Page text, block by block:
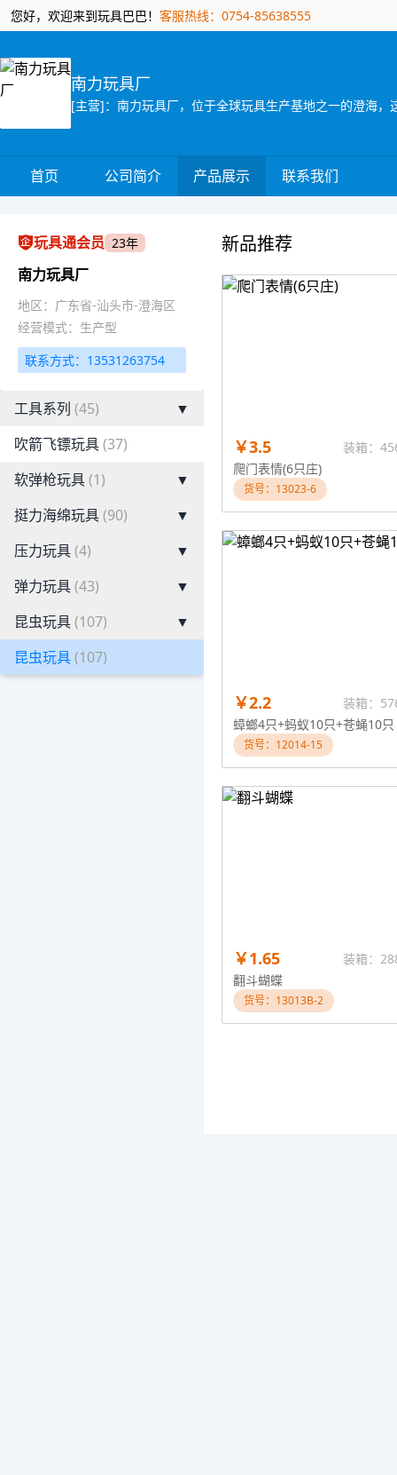
您好，欢迎来到玩具巴巴！ 客服热线：0754-85638555
南力玩具厂
首页 公司简介 产品展示 联系我们
玩具通会员 23年
南力玩具厂
地区：广东省-汕头市-澄海区
经营模式：生产型
联系方式：13531263754
工具系列 (45)
▼
吹箭飞镖玩具(37)
软弹枪玩具(1)
▼
挺力海绵玩具(90)
▼
压力玩具(4)
▼
弹力玩具(43)
▼
昆虫玩具(107)
▼
昆虫玩具(107)
新品推荐
￥3.5
装箱：
爬门表情(6只庄)
货号：13023-6
￥2.2
装箱：
蟑螂4只+蚂蚁10只+苍蝇10只
货号：12014-15
￥1.65
装箱：
翻斗蝴蝶
货号：13013B-2